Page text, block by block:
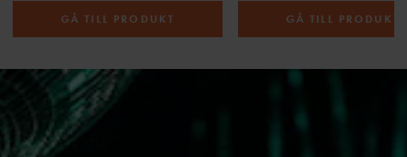
GÅ TILL PRODUKT GÅ TILL PRODUKT